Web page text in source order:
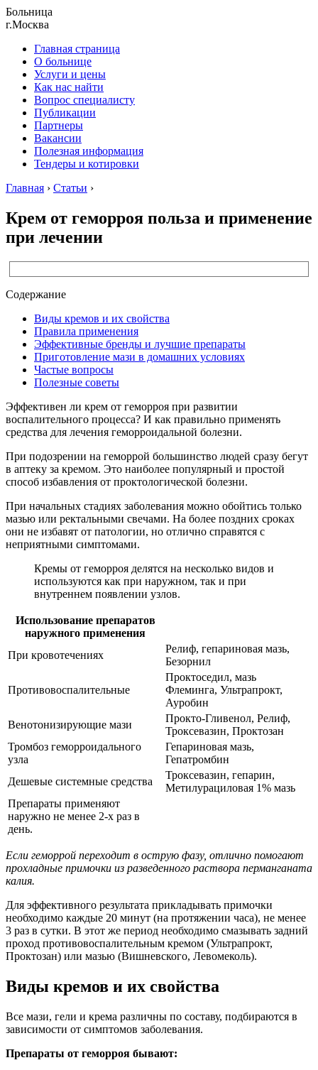
Больница
г.Москва
Главная страница
О больнице
Услуги и цены
Как нас найти
Вопрос специалисту
Публикации
Партнеры
Вакансии
Полезная информация
Тендеры и котировки
Главная › Статьи ›
Крем от геморроя польза и применение
при лечении
Содержание
Виды кремов и их свойства
Правила применения
Эффективные бренды и лучшие препараты
Приготовление мази в домашних условиях
Частые вопросы
Полезные советы
Эффективен ли крем от геморроя при развитии
воспалительного процесса? И как правильно применять
средства для лечения геморроидальной болезни.
При подозрении на геморрой большинство людей сразу бегут
в аптеку за кремом. Это наиболее популярный и простой
способ избавления от проктологической болезни.
При начальных стадиях заболевания можно обойтись только
мазью или ректальными свечами. На более поздних сроках
они не избавят от патологии, но отлично справятся с
неприятными симптомами.
Кремы от геморроя делятся на несколько видов и
используются как при наружном, так и при
внутреннем появлении узлов.
Использование препаратов
наружного применения
При кровотечениях
Релиф, гепариновая мазь,
Безорнил
Противовоспалительные
Проктоседил, мазь
Флеминга, Ультрапрокт,
Ауробин
Венотонизирующие мази
Прокто-Гливенол, Релиф,
Троксевазин, Проктозан
Тромбоз геморроидального
узла
Гепариновая мазь,
Гепатромбин
Дешевые системные средства
Троксевазин, гепарин,
Метилурациловая 1% мазь
Препараты применяют
наружно не менее 2-х раз в
день.
Если геморрой переходит в острую фазу, отлично помогают
прохладные примочки из разведенного раствора перманганата
калия.
Для эффективного результата прикладывать примочки
необходимо каждые 20 минут (на протяжении часа), не менее
3 раз в сутки. В этот же период необходимо смазывать задний
проход противовоспалительным кремом (Ультрапрокт,
Проктозан) или мазью (Вишневского, Левомеколь).
Виды кремов и их свойства
Все мази, гели и крема различны по составу, подбираются в
зависимости от симптомов заболевания.
Препараты от геморроя бывают: